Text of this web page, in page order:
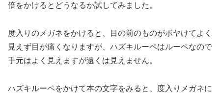
倍をかけるとどうなるか試してみました。
度入りのメガネをかけると、目の前のものがボヤけてよく
見えず目が痛くなりますが、ハズキルーペはルーペなので
手元はよく見えますが遠くは見えません。
ハズキルーペをかけて本の文字をみると、度入りメガネに